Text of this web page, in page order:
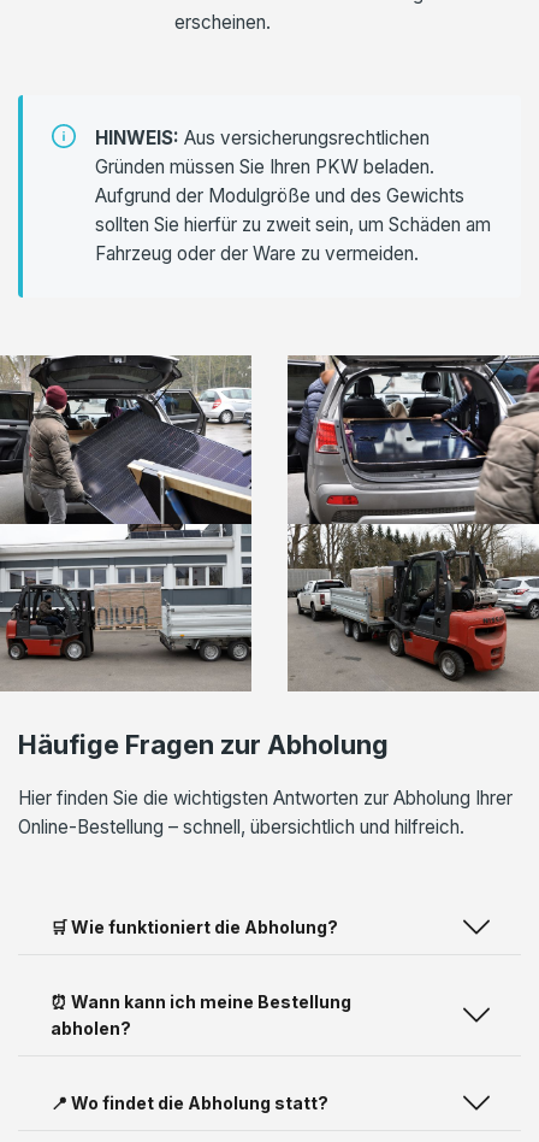
erscheinen.
HINWEIS: Aus versicherungsrechtlichen
Gründen müssen Sie Ihren PKW beladen.
Aufgrund der Modulgröße und des Gewichts
sollten Sie hierfür zu zweit sein, um Schäden am
Fahrzeug oder der Ware zu vermeiden.
Häufige Fragen zur Abholung
Hier finden Sie die wichtigsten Antworten zur Abholung Ihrer
Online-Bestellung – schnell, übersichtlich und hilfreich.
🛒 Wie funktioniert die Abholung?
⏰ Wann kann ich meine Bestellung
abholen?
📍 Wo findet die Abholung statt?